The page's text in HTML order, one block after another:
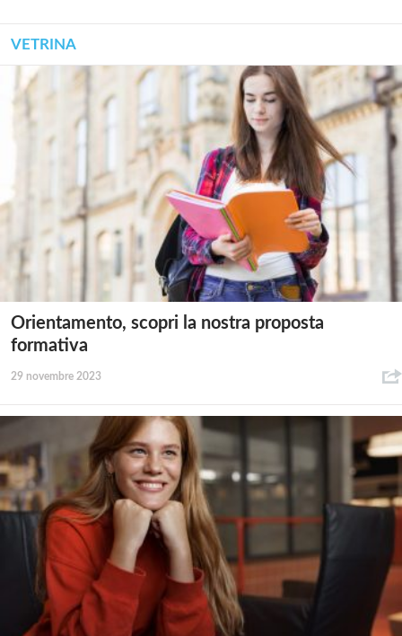
VETRINA
Orientamento, scopri la nostra proposta
formativa
29 novembre 2023